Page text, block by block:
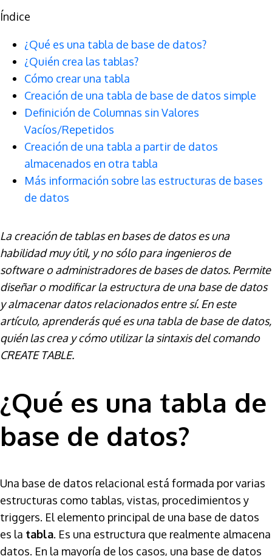
Índice
¿Qué es una tabla de base de datos?
¿Quién crea las tablas?
Cómo crear una tabla
Creación de una tabla de base de datos simple
Definición de Columnas sin Valores
Vacíos/Repetidos
Creación de una tabla a partir de datos
almacenados en otra tabla
Más información sobre las estructuras de bases
de datos
La creación de tablas en bases de datos es una
habilidad muy útil, y no sólo para ingenieros de
software o administradores de bases de datos. Permite
diseñar o modificar la estructura de una base de datos
y almacenar datos relacionados entre sí. En este
artículo, aprenderás qué es una tabla de base de datos,
quién las crea y cómo utilizar la sintaxis del comando
CREATE TABLE.
¿Qué es una tabla de
base de datos?
Una base de datos relacional está formada por varias
estructuras como tablas, vistas, procedimientos y
triggers. El elemento principal de una base de datos
es la tabla. Es una estructura que realmente almacena
datos. En la mayoría de los casos, una base de datos